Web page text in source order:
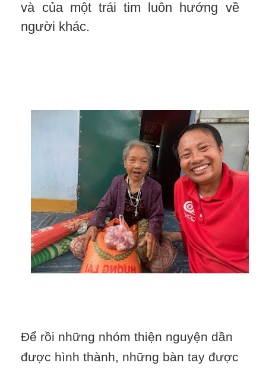
và của một trái tim luôn hướng về
người khác.
Để rồi những nhóm thiện nguyện dần
được hình thành, những bàn tay được